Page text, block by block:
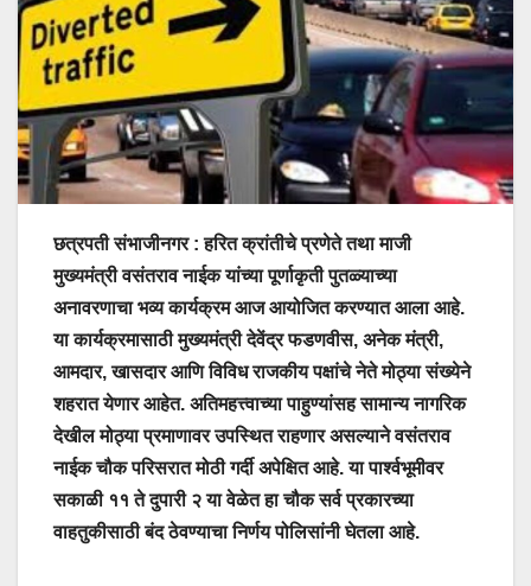
छत्रपती संभाजीनगर : हरित क्रांतीचे प्रणेते तथा माजी
मुख्यमंत्री वसंतराव नाईक यांच्या पूर्णाकृती पुतळ्याच्या
अनावरणाचा भव्य कार्यक्रम आज आयोजित करण्यात आला आहे.
या कार्यक्रमासाठी मुख्यमंत्री देवेंद्र फडणवीस, अनेक मंत्री,
आमदार, खासदार आणि विविध राजकीय पक्षांचे नेते मोठ्या संख्येने
शहरात येणार आहेत. अतिमहत्त्वाच्या पाहुण्यांसह सामान्य नागरिक
देखील मोठ्या प्रमाणावर उपस्थित राहणार असल्याने वसंतराव
नाईक चौक परिसरात मोठी गर्दी अपेक्षित आहे. या पार्श्वभूमीवर
सकाळी ११ ते दुपारी २ या वेळेत हा चौक सर्व प्रकारच्या
वाहतुकीसाठी बंद ठेवण्याचा निर्णय पोलिसांनी घेतला आहे.